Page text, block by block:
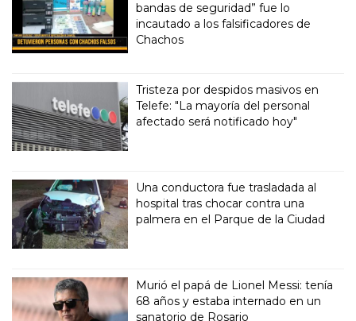
bandas de seguridad” fue lo
incautado a los falsificadores de
Chachos
Tristeza por despidos masivos en
Telefe: "La mayoría del personal
afectado será notificado hoy"
Una conductora fue trasladada al
hospital tras chocar contra una
palmera en el Parque de la Ciudad
Murió el papá de Lionel Messi: tenía
68 años y estaba internado en un
sanatorio de Rosario